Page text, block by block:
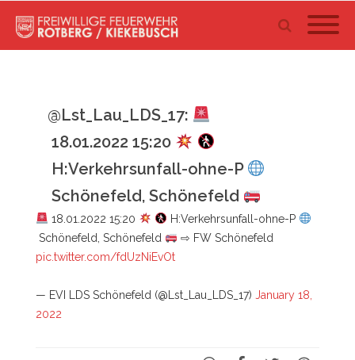
@Lst_Lau_LDS_17:
18.01.2022 15:20
H:Verkehrsunfall-ohne-P
Schönefeld, Schönefeld
18.01.2022 15:20
H:Verkehrsunfall-ohne-P
Schönefeld, Schönefeld
⇨ FW Schönefeld
pic.twitter.com/fdUzNiEvOt
— EVI LDS Schönefeld (@Lst_Lau_LDS_17) January 18,
2022